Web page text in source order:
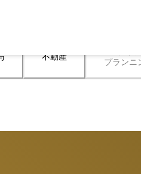
不動産
プランニ